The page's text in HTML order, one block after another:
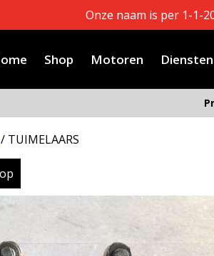
Onze naam is per 1-1-
Shop Motoren Diensten
/ TUIMELAARS